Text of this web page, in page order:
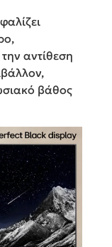
αντίθεση
βάθος